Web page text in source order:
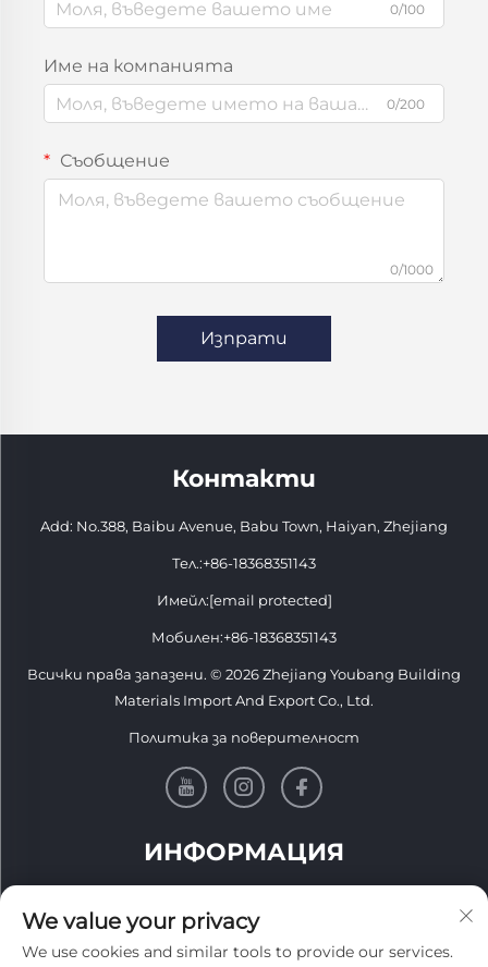
0/100
Име на компанията
0/200
Съобщение
0/1000
Изпрати
Контакти
Add: No.388, Baibu Avenue, Babu Town, Haiyan, Zhejiang
Тел.:+86-18368351143
Имейл:[email protected]
Мобилен:+86-18368351143
Всички права запазени. © 2026 Zhejiang Youbang Building
Materials Import And Export Co., Ltd.
Политика за поверителност
ИНФОРМАЦИЯ
We value your privacy
We use cookies and similar tools to provide our services.